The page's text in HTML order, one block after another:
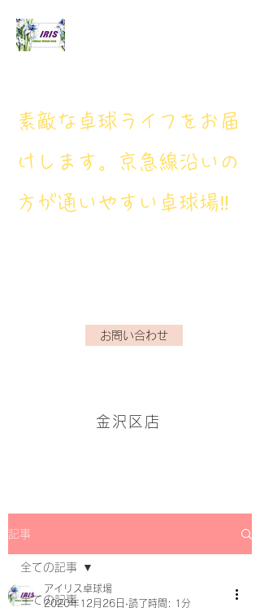
​素敵な卓球ライフをお届
けします。京急線沿いの
方が通いやすい卓球場‼
お問い合わせ
金沢区店
記事
全ての記事
全ての記事
アイリス卓球場
2020年12月26日 読了時間: 1分